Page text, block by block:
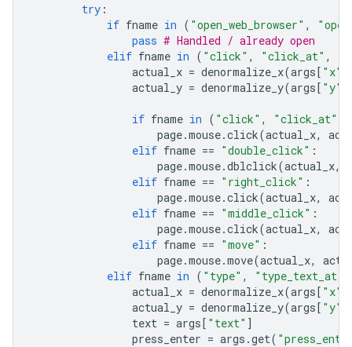
try :
if fname in ( "open_web_browser" ,
pass # Handled / already open
elif fname in ( "click" , "click_at" ,
actual_x = denormalize_x(args[ "x"
actual_y = denormalize_y(args[ "y"
if fname in ( "click" , "click_at"
page.mouse.click(actual_x,
elif fname == "double_click" :
page.mouse.dblclick(actual_x,
elif fname == "right_click" :
page.mouse.click(actual_x,
elif fname == "middle_click" :
page.mouse.click(actual_x,
elif fname == "move" :
page.mouse.move(actual_x,
elif fname in ( "type" , "type_text_at"
actual_x = denormalize_x(args[ "x"
actual_y = denormalize_y(args[ "y"
text = args[ "text" ]
press_enter = args .get(